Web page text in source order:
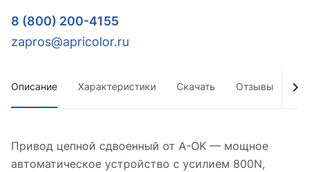
8 (800) 200-4155
zapros@apricolor.ru
Описание Характеристики Скачать Отзывы
Привод цепной сдвоенный от A-OK — мощное
автоматическое устройство с усилием 800N,